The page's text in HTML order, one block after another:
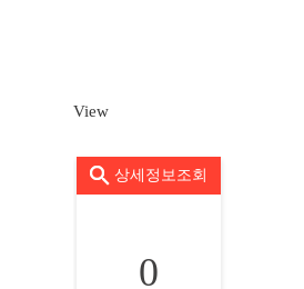
View
상세정보조회
0